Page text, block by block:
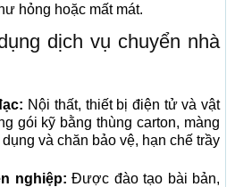
hỏng hoặc mất mát.
dịch vụ chuyển nhà
Nội thất, thiết bị điện tử và vật
gói kỹ bằng thùng carton, màng
và chăn bảo vệ, hạn chế trầy
nghiệp: Được đào tạo bài bản,